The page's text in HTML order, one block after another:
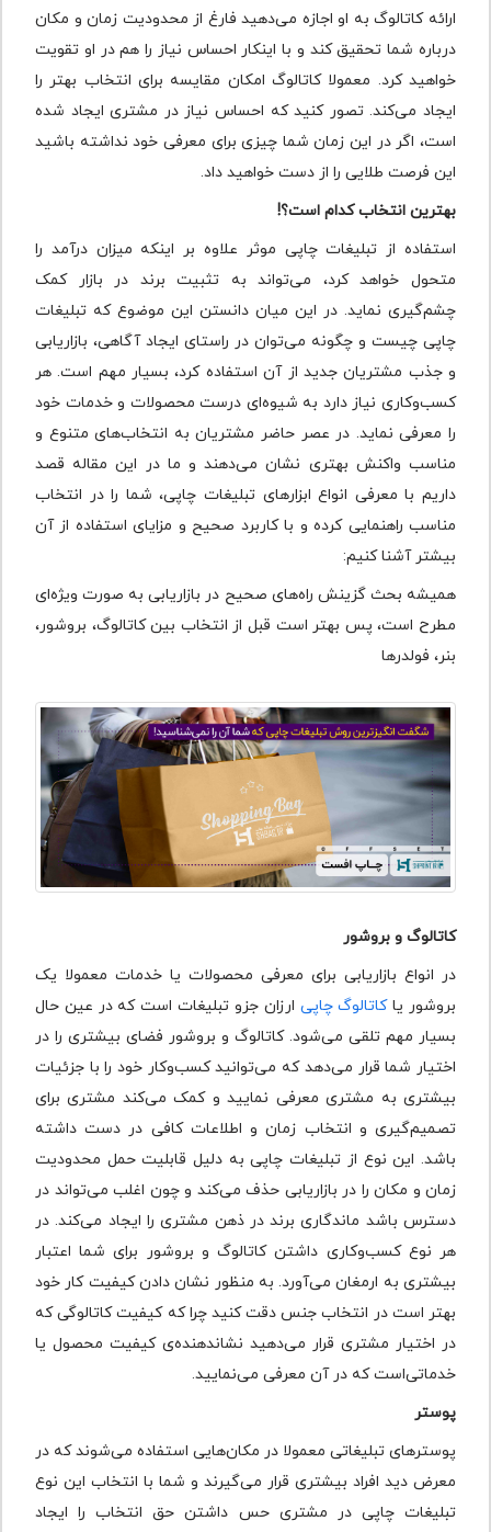
ارائه کاتالوگ به او اجازه می‌دهید فارغ از محدودیت زمان و مکان
درباره شما تحقیق کند و با اینکار احساس نیاز را هم در او تقویت
خواهید کرد. معمولا کاتالوگ امکان مقایسه برای انتخاب بهتر را
ایجاد می‌کند. تصور کنید که احساس نیاز در مشتری ایجاد شده
است، اگر در این زمان شما چیزی برای معرفی خود نداشته باشید
این فرصت طلایی را از دست خواهید داد.
بهترین انتخاب کدام است؟!
استفاده از تبلیغات چاپی موثر علاوه بر اینکه میزان درآمد را
متحول خواهد کرد، می‌تواند به تثبیت برند در بازار کمک
چشم‌گیری نماید. در این میان دانستن این موضوع که تبلیغات
چاپی چیست و چگونه می‌توان در راستای ایجاد آگاهی، بازاریابی
و جذب مشتریان جدید از آن استفاده کرد، بسیار مهم است. هر
کسب‌وکاری نیاز دارد به شیوه‌ای درست محصولات و خدمات خود
را معرفی نماید. در عصر حاضر مشتریان به انتخاب‌های متنوع و
مناسب واکنش بهتری نشان می‌دهند و ما در این مقاله قصد
داریم با معرفی انواع ابزارهای تبلیغات چاپی، شما را در انتخاب
مناسب راهنمایی کرده و با کاربرد صحیح و مزایای استفاده از آن
بیشتر آشنا کنیم:
همیشه بحث گزینش راه‌های صحیح در بازاریابی به صورت ویژه‌ای
مطرح است، پس بهتر است قبل از انتخاب بین کاتالوگ، بروشور،
بنر، فولدرها
کاتالوگ و بروشور
در انواع بازاریابی برای معرفی محصولات یا خدمات معمولا یک
بروشور یاکاتالوگ چاپی ارزان جزو تبلیغات است که در عین حال
بسیار مهم تلقی می‌شود. کاتالوگ و بروشور فضای بیشتری را در
اختیار شما قرار می‌دهد که می‌توانید کسب‌وکار خود را با جزئیات
بیشتری به مشتری معرفی نمایید و کمک می‌کند مشتری برای
تصمیم‌گیری و انتخاب زمان و اطلاعات کافی در دست داشته
باشد. این نوع از تبلیغات چاپی به دلیل قابلیت حمل محدودیت
زمان و مکان را در بازاریابی حذف می‌کند و چون اغلب می‌تواند در
دسترس باشد ماندگاری برند در ذهن مشتری را ایجاد می‌کند. در
هر نوع کسب‌وکاری داشتن کاتالوگ و بروشور برای شما اعتبار
بیشتری به ارمغان می‌آورد. به منظور نشان دادن کیفیت کار خود
بهتر است در انتخاب جنس دقت کنید چرا که کیفیت کاتالوگی که
در اختیار مشتری قرار می‌دهید نشان‎دهنده‌ی کیفیت محصول یا
خدماتی‌است که در آن معرفی می‌نمایید.
پوستر
پوسترهای تبلیغاتی معمولا در مکان‌هایی استفاده می‌شوند که در
معرض دید افراد بیشتری قرار می‌گیرند و شما با انتخاب این نوع
تبلیغات چاپی در مشتری حس داشتن حق انتخاب را ایجاد